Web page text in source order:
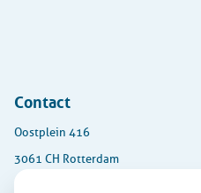
Contact
Oostplein 416
3061 CH Rotterdam